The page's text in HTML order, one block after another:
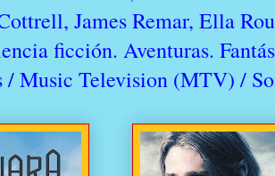
James Remar, Ella
ficción. Aventuras.
/ Music Television (MTV) /